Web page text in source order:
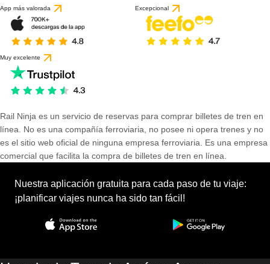
App más valorada Excepcional
Muy excelente
Rail Ninja es un servicio de reservas para comprar billetes de tren en
línea. No es una compañía ferroviaria, no posee ni opera trenes y no
es el sitio web oficial de ninguna empresa ferroviaria. Es una empresa
comercial que facilita la compra de billetes de tren en línea.
Nuestra aplicación gratuita para cada paso de tu viaje:
¡planificar viajes nunca ha sido tan fácil!